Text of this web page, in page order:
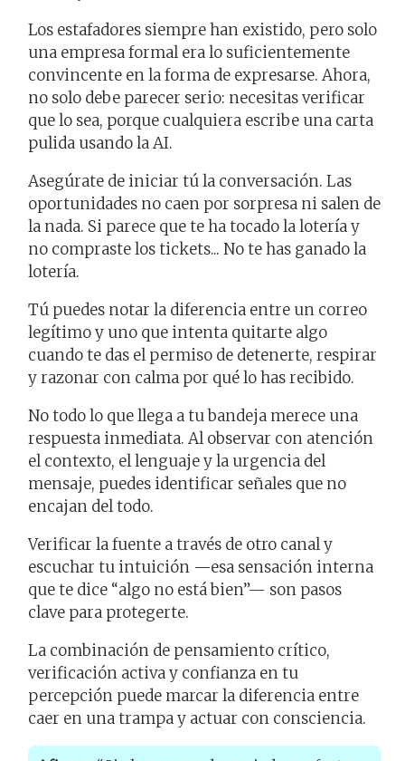
Los estafadores siempre han existido, pero solo
una empresa formal era lo suficientemente
convincente en la forma de expresarse. Ahora,
no solo debe parecer serio: necesitas verificar
que lo sea, porque cualquiera escribe una carta
pulida usando la AI.
Asegúrate de iniciar tú la conversación. Las
oportunidades no caen por sorpresa ni salen de
la nada. Si parece que te ha tocado la lotería y
no compraste los tickets... No te has ganado la
lotería.
Tú puedes notar la diferencia entre un correo
legítimo y uno que intenta quitarte algo
cuando te das el permiso de detenerte, respirar
y razonar con calma por qué lo has recibido.
No todo lo que llega a tu bandeja merece una
respuesta inmediata. Al observar con atención
el contexto, el lenguaje y la urgencia del
mensaje, puedes identificar señales que no
encajan del todo.
Verificar la fuente a través de otro canal y
escuchar tu intuición —esa sensación interna
que te dice “algo no está bien”— son pasos
clave para protegerte.
La combinación de pensamiento crítico,
verificación activa y confianza en tu
percepción puede marcar la diferencia entre
caer en una trampa y actuar con consciencia.